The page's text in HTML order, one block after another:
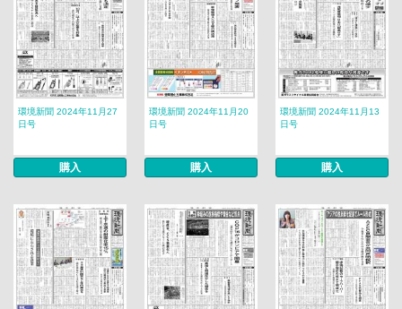
環境新聞 2024年11月27
日号
購入
環境新聞 2024年11月20
日号
購入
環境新聞 2024年11月13
日号
購入